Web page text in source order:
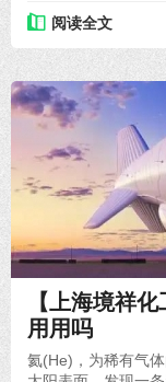
阅读全文
【上海境祥
用用吗
氦(He)，为稀有气